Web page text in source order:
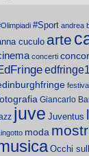
#Sport andrea
cuculo arte
concerti
Giancarlo
juve Juventus
moda
Occhi